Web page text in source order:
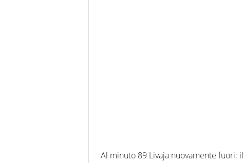
Al minuto 89 Livaja nuovamente